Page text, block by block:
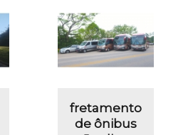
fretamento
de ônibus